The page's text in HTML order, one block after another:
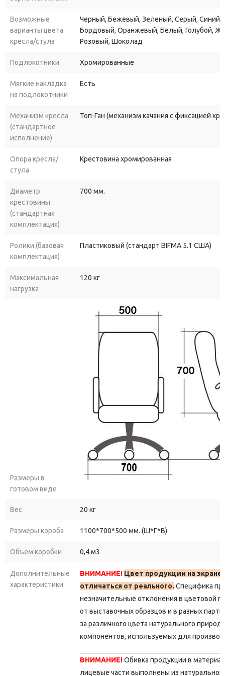
Возможные
варианты цвета
кресла/стула
Черный, Бежевый, Зеленый, Серый, Синий,
Бордовый, Оранжевый, Белый, Голубой,
Розовый, Шоколад
Подлокотники Хромированные
Мягкие накладка
на подлокотники
Есть
Механизм кресла
(стандартное
исполнение)
Топ-Ган (механизм качания с фиксацией
Опора кресла/
стула
Крестовина хромированная
Диаметр
крестовины
(стандартная
комплектация)
700 мм.
Ролики (базовая
комплектация)
Пластиковый (стандарт BIFMA 5.1 США)
Максимальная
нагрузка
120 кг
Размеры в
готовом виде
Вес 20 кг
Размеры короба 1100*700*500 мм. (Ш*Г*В)
Объем коробки 0,4 м3
Дополнительные
характеристики
ВНИМАНИЕ! Цвет продукции на
отличаться от реального. Специфика
незначительные отклонения в цветовой
от выставочных образцов и в разных
за различного цвета натурального
компонентов, используемых для
ВНИМАНИЕ!Обивка продукции в
лицевые части выполнены из